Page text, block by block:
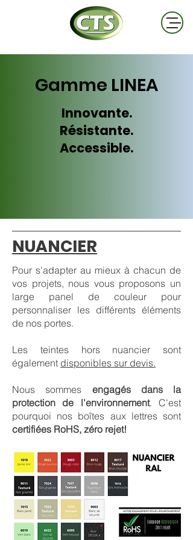
Gamme LINEA
Innovante.
Résistante.
Accessible.
NUANCIER
Pour s'adapter au mieux à chacun de
vos projets, nous vous proposons un
large panel de couleur pour
personnaliser les différents éléments
de nos portes.
Les teintes hors nuancier sont
également disponibles sur devis.
Nous sommes engagés dans la
protection de l'environnement. C'est
pourquoi nos boîtes aux lettres sont
certifiées RoHS, zéro rejet!